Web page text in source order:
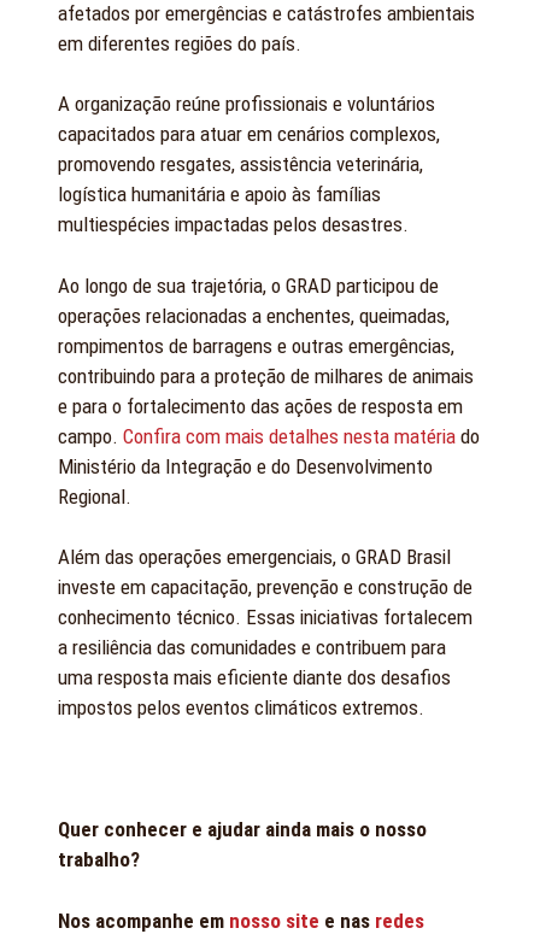
afetados por emergências e catástrofes ambientais
em diferentes regiões do país.
A organização reúne profissionais e voluntários
capacitados para atuar em cenários complexos,
promovendo resgates, assistência veterinária,
logística humanitária e apoio às famílias
multiespécies impactadas pelos desastres.
Ao longo de sua trajetória, o GRAD participou de
operações relacionadas a enchentes, queimadas,
rompimentos de barragens e outras emergências,
contribuindo para a proteção de milhares de animais
e para o fortalecimento das ações de resposta em
campo. Confira com mais detalhes nesta matériado
Ministério da Integração e do Desenvolvimento
Regional.
Além das operações emergenciais, o GRAD Brasil
investe em capacitação, prevenção e construção de
conhecimento técnico. Essas iniciativas fortalecem
a resiliência das comunidades e contribuem para
uma resposta mais eficiente diante dos desafios
impostos pelos eventos climáticos extremos.
Quer conhecer e ajudar ainda mais o nosso
trabalho?
Nos acompanhe em nosso site e nas redes